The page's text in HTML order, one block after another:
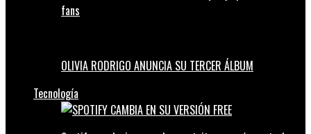
fans
OLIVIA RODRIGO ANUNCIA SU TERCER ÁLBUM
Tecnología